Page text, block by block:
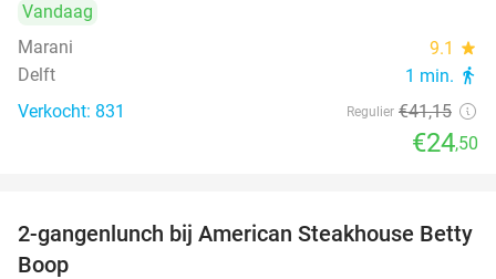
Vandaag
Marani
9.1 star
Delft 1 min. directions_walk
Verkocht: 831 Regulier €41,15
€24,50
40%
2-gangenlunch bij American Steakhouse Betty
Boop